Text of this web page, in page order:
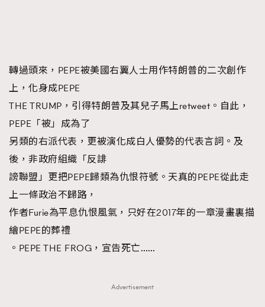
DressLikeAParisienne
轉過頭來，PEPE被美國右翼人士用作特朗普的二次創作
上，化身成PEPE
THE TRUMP，引得特朗普及其兒子馬上retweet。自此，
PEPE「被」成為了
另類的右派代表，更被演化成白人優勢的代表言詞。及
後，非政府組織「反誹
謗聯盟」更把PEPE歸類為仇恨符號。天真的PEPE從此走
上一條政治不歸路，
作者Furie為平息仇恨風氣，只好在2017年的一章漫畫裏描
繪PEPE的葬禮
。PEPE THE FROG，宣告死亡……
Advertisement